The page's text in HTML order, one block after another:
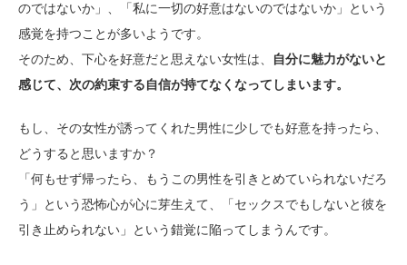
のではないか」、「私に一切の好意はないのではないか」という
感覚を持つことが多いようです。
そのため、下心を好意だと思えない女性は、
自分に魅力がないと
感じて、次の約束する自信が持てなくなってしまいます。
もし、その女性が誘ってくれた男性に少しでも好意を持ったら、
どうすると思いますか？
「何もせず帰ったら、もうこの男性を引きとめていられないだろ
う」という恐怖心が心に芽生えて、「セックスでもしないと彼を
引き止められない」という錯覚に陥ってしまうんです。